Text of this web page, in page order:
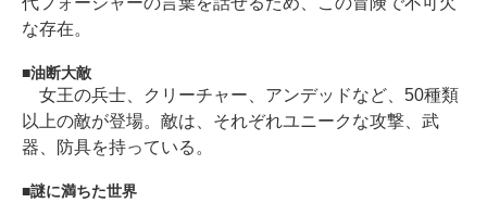
な存在。
油断大敵
女王の兵士、クリーチャー、アンデッドなど、50種類
以上の敵が登場。敵は、それぞれユニークな攻撃、武
器、防具を持っている。
謎に満ちた世界